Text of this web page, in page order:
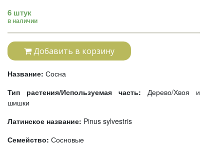
6 штук
в наличии
Добавить в корзину
Название: Сосна
Тип растения/Используемая часть: Дерево/Хвоя и
шишки
Латинское название: Pinus sylvestris
Семейство: Сосновые